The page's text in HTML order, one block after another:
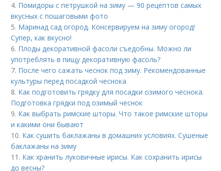
4. Помидоры с петрушкой на зиму — 90 рецептов самых
вкусных с пошаговыми фото
5. Маринад сад огород. Консервируем на зиму огород!
Супер, как вкусно!
6. Плоды декоративной фасоли съедобны. Можно ли
употреблять в пищу декоративную фасоль?
7. После чего сажать чеснок под зиму. Рекомендованные
культуры перед посадкой чеснока
8. Как подготовить грядку для посадки озимого чеснока.
Подготовка грядки под озимый чеснок
9. Как выбрать римские шторы. Что такое римские шторы
и какими они бывают
10. Как сушить баклажаны в домашних условиях. Сушеные
баклажаны на зиму
11. Как хранить луковичные ирисы. Как сохранить ирисы
до весны?